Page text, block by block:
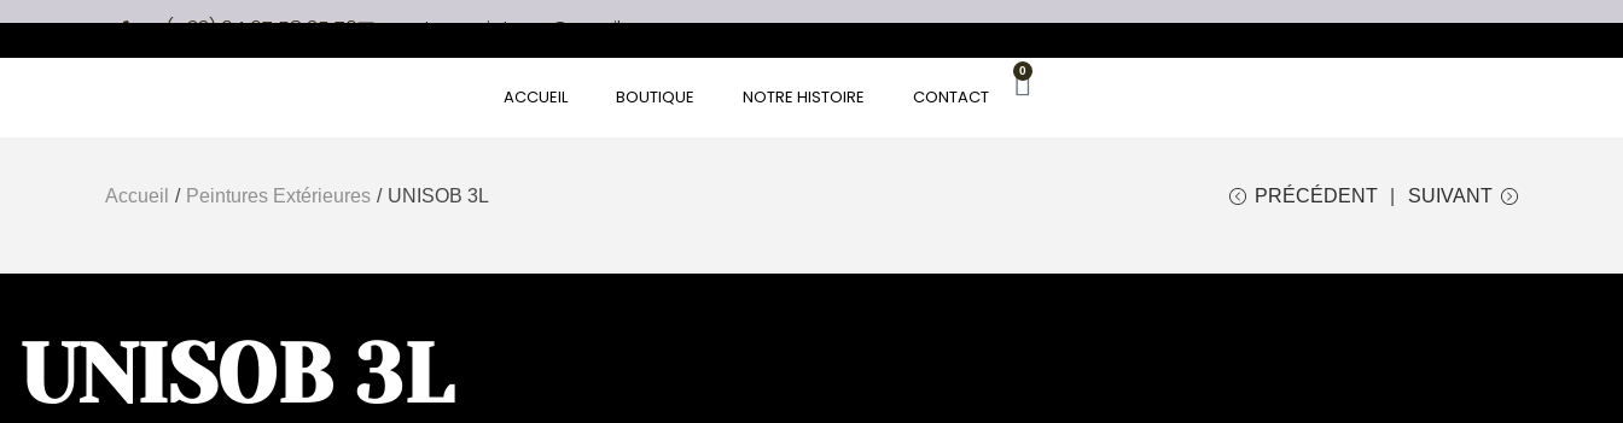
(+33) 04 67 58 35 70 naturepeintures@gmail.com
ACCUEIL BOUTIQUE NOTRE HISTOIRE CONTACT
0
Accueil / Peintures Extérieures / UNISOB 3L PRÉCÉDENT SUIVANT
UNISOB 3L